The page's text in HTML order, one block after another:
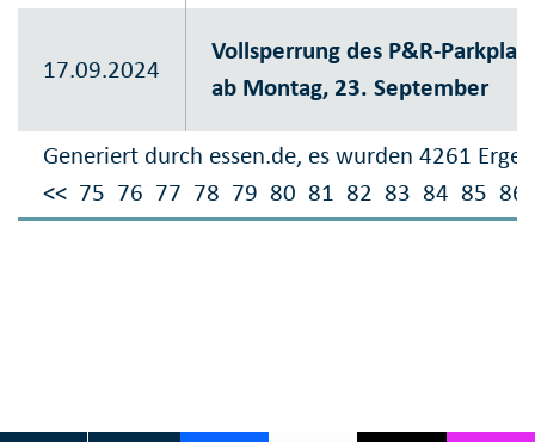
Generiert durch essen.de, es wurden 4261
<< 75 76 77 78 79 80 81 82 83 84 85 86
17.09.2024
Vollsperrung des P&R-
ab Montag, 23. September